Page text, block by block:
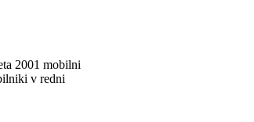
2001 mobilni
v redni